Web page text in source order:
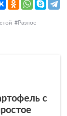
Разное
с